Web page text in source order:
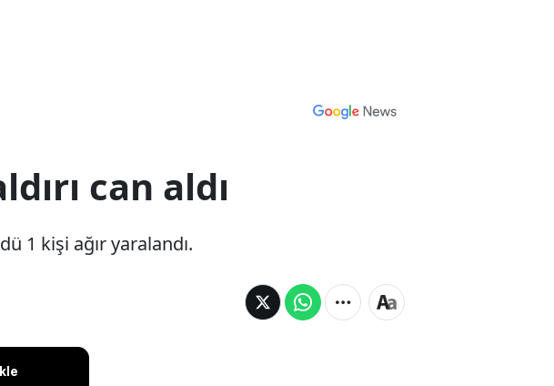
can aldı
1 kişi ağır yaralandı.